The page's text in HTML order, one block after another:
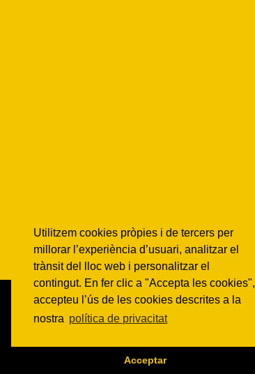
Utilitzem cookies pròpies i de tercers per
millorar l’experiència d’usuari, analitzar el
trànsit del lloc web i personalitzar el
contingut. En fer clic a "Accepta les cookies",
accepteu l’ús de les cookies descrites a la
nostra política de privacitat
Acceptar
Qui som